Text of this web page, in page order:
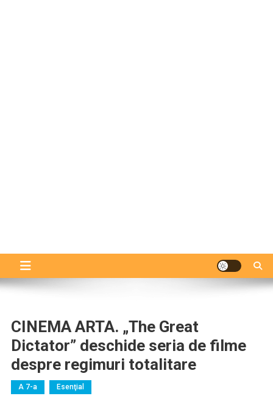
CINEMA ARTA. „The Great
Dictator” deschide seria de filme
despre regimuri totalitare
A 7-a Esenţial